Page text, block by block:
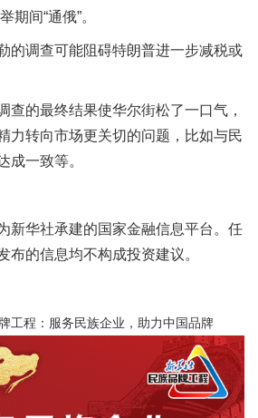
期间“通俄”。
的调查可能阻碍特朗普进一步减税或
查的最终结果使华尔街松了一口气，
力转向市场更关切的问题，比如与民
成一致等。
新华社承建的国家金融信息平台。任
布的信息均不构成投资建议。
工程：服务民族企业，助力中国品牌